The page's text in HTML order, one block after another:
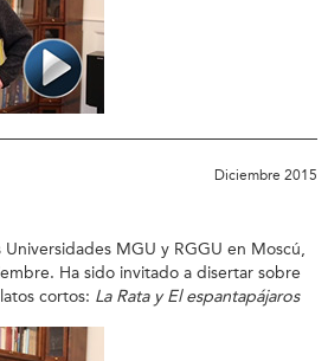
Diciembre 2015
Universidades MGU y RGGU en Moscú,
Ha sido invitado a disertar sobre
cortos: La Rata y El espantapájaros